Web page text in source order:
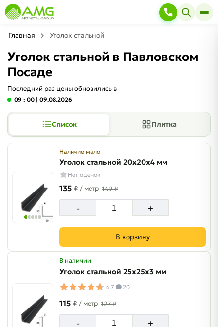
Главная Уголок стальной
Уголок стальной в Павловском
Посаде
Последний раз цены обновились в
09 : 00 | 09.08.2026
Список Плитка
Наличие мало
Уголок стальной 20х20х4 мм
Нет оценок
135 ₽ / метр 149 ₽
- +
В корзину
В наличии
Уголок стальной 25х25х3 мм
4.7 20
115 ₽ / метр 127 ₽
- +